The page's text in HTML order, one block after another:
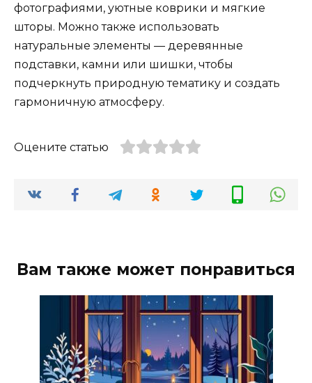
фотографиями, уютные коврики и мягкие
шторы. Можно также использовать
натуральные элементы — деревянные
подставки, камни или шишки, чтобы
подчеркнуть природную тематику и создать
гармоничную атмосферу.
Оцените статью
Вам также может понравиться